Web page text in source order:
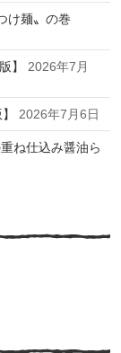
け麺〟の巻
】
2026年7月
2026年7月6日
ね仕込み醤油ら